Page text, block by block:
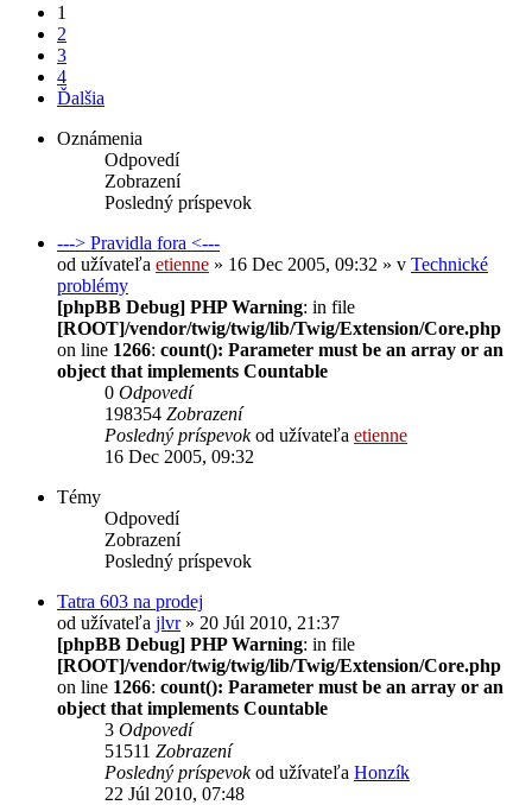
1
2
3
4
Ďalšia
Oznámenia
Odpovedí
Zobrazení
Posledný príspevok
---> Pravidla fora <---
od užívateľa etienne » 16 Dec 2005, 09:32 » v Technické
problémy
[phpBB Debug] PHP Warning: in file
[ROOT]/vendor/twig/twig/lib/Twig/Extension/Core.php
on line 1266: count(): Parameter must be an array or an
object that implements Countable
0 Odpovedí
198354 Zobrazení
Posledný príspevokod užívateľa etienne
16 Dec 2005, 09:32
Témy
Odpovedí
Zobrazení
Posledný príspevok
Tatra 603 na prodej
od užívateľa jlvr» 20 Júl 2010, 21:37
[phpBB Debug] PHP Warning: in file
[ROOT]/vendor/twig/twig/lib/Twig/Extension/Core.php
on line 1266: count(): Parameter must be an array or an
object that implements Countable
3 Odpovedí
51511 Zobrazení
Posledný príspevokod užívateľa Honzík
22 Júl 2010, 07:48